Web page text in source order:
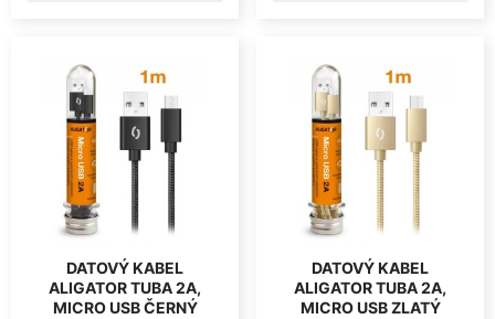
DATOVÝ KABEL
ALIGATOR TUBA 2A,
MICRO USB ČERNÝ
DATOVÝ KABEL
ALIGATOR TUBA 2A,
MICRO USB ZLATÝ